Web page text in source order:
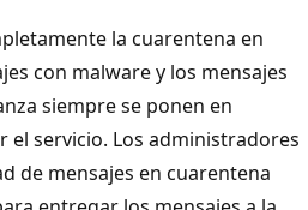
la cuarentena en
con malware y los mensajes
siempre se ponen en
servicio. Los administradores
de mensajes en cuarentena